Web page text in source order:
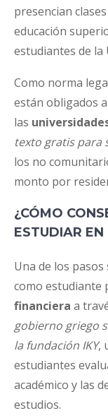
presencian
educación
estudiantes de la
Como norma
están obligados
las
texto gratis para
los no
monto por
¿CÓMO
ESTUDIAR EN
Una de los
como estudiante
financiera a
gobierno griego
la fundación IKY,
estudiantes
académico y las
estudios.